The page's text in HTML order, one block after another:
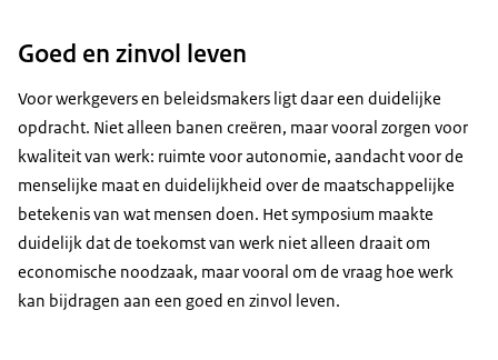
Goed en zinvol leven
Voor werkgevers en beleidsmakers ligt daar een duidelijke
opdracht. Niet alleen banen creëren, maar vooral zorgen voor
kwaliteit van werk: ruimte voor autonomie, aandacht voor de
menselijke maat en duidelijkheid over de maatschappelijke
betekenis van wat mensen doen. Het symposium maakte
duidelijk dat de toekomst van werk niet alleen draait om
economische noodzaak, maar vooral om de vraag hoe werk
kan bijdragen aan een goed en zinvol leven.